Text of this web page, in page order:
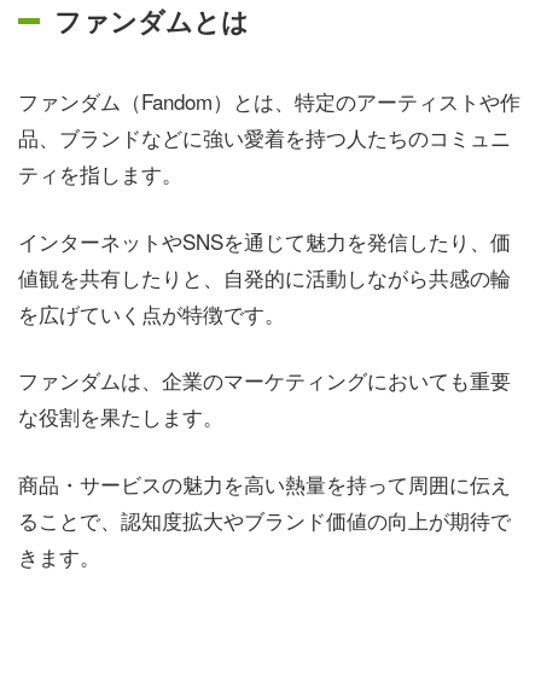
ファンダムとは
ファンダム（Fandom）とは、特定のアーティストや作
品、ブランドなどに強い愛着を持つ人たちのコミュニ
ティを指します。
インターネットやSNSを通じて魅力を発信したり、価
値観を共有したりと、自発的に活動しながら共感の輪
を広げていく点が特徴です。
ファンダムは、企業のマーケティングにおいても重要
な役割を果たします。
商品・サービスの魅力を高い熱量を持って周囲に伝え
ることで、認知度拡大やブランド価値の向上が期待で
きます。